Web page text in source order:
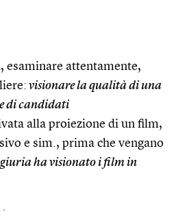
esaminare attentamente,
visionare la qualità di una
di candidati
alla proiezione di un film,
e sim., prima che vengano
ha visionato i film in